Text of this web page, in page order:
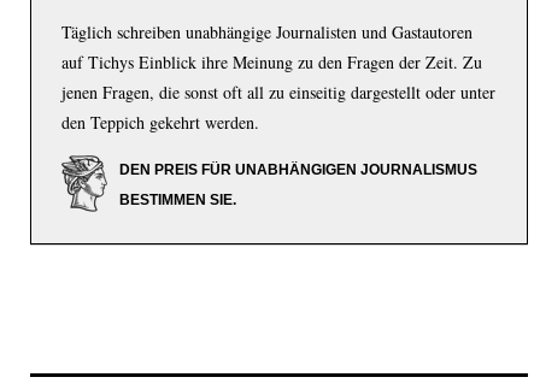
Täglich schreiben unabhängige Journalisten und Gastautoren
auf Tichys Einblick ihre Meinung zu den Fragen der Zeit. Zu
jenen Fragen, die sonst oft all zu einseitig dargestellt oder unter
den Teppich gekehrt werden.
DEN PREIS FÜR UNABHÄNGIGEN JOURNALISMUS
BESTIMMEN SIE.